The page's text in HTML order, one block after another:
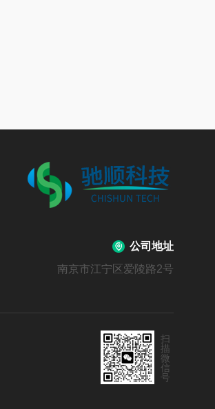
公司地址
南京市江宁区爱陵路2号
扫
描
微
信
号